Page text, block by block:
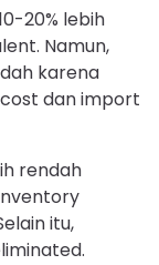
20% lebih
Namun,
karena
dan import
rendah
itu,